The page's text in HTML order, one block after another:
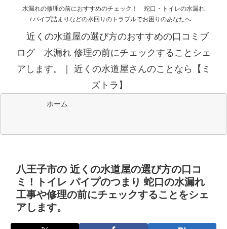
水漏れの修理の前におすすめのチェック！ 蛇口・トイレの水漏れ
/ パイプ詰まりなどの水回りのトラブルでお困りのあなたへ
近くの水道屋の選び方のおすすめの口コミブ
ログ 水漏れ 修理の前にチェックすることシェ
アします。｜ 近くの水道屋さんのことなら【ミ
ズトラ】
ホーム
八王子市の 近くの水道屋の選び方の口コ
ミ！トイレ パイプのつまり 蛇口の水漏れ
工事や修理の前にチェックすることをシェ
アします。